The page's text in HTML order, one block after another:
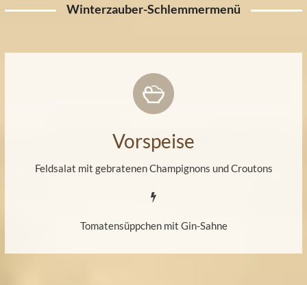
Winterzauber-Schlemmermenü
Vorspeise
Feldsalat mit gebratenen Champignons und Croutons
Tomatensüppchen mit Gin-Sahne